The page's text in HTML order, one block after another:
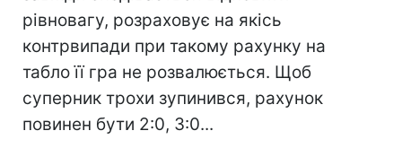
рівновагу, розраховує на якісь
контрвипади при такому рахунку на
табло її гра не розвалюється. Щоб
суперник трохи зупинився, рахунок
повинен бути 2:0, 3:0...